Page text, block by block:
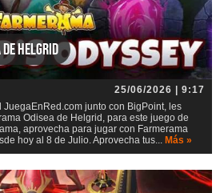
de Helgrid
25/06/2026 | 9:17
JuegaEnRed.com junto con BigPoint, les
Odisea de Helgrid, para este juego de
aprovecha para jugar con Farmerama
hoy al 8 de Julio. Aprovecha tus... Más »